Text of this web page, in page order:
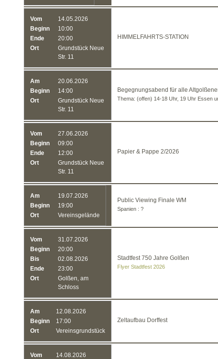
Vom
14.05.2026
Beginn
10:00
Ende
20:00
Ort
Grundstück Neue
Str. 11
HIMMELFAHRTS-STATION
Am
20.06.2026
Beginn
14:00
Ort
Grundstück Neue
Str. 11
Begegnungsabend für alle
Thema: (offen) 14-18 Uhr, 19 Uhr Essen
Vom
27.06.2026
Beginn
09:00
Ende
12:00
Ort
Grundstück Neue
Str. 11
Papier & Pappe 2/2026
Am
19.07.2026
Beginn
19:00
Ort
Vereinsgelände
Public Viewing Finale WM
Spanien : ?
Vom
31.07.2026
Beginn
20:00
Bis
02.08.2026
Ende
23:00
Ort
Golßen, am
Schloss
Stadtfest 750 Jahre Golßen
Flyer Stadtfest 2026
Am
12.08.2026
Beginn
17:00
Ort
Vereinsgrundstück
Zeltaufbau Dorffest
Vom
14.08.2026